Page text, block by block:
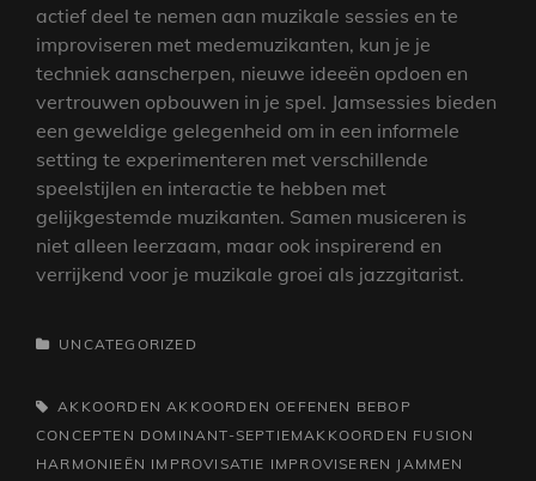
actief deel te nemen aan muzikale sessies en te
improviseren met medemuzikanten, kun je je
techniek aanscherpen, nieuwe ideeën opdoen en
vertrouwen opbouwen in je spel. Jamsessies bieden
een geweldige gelegenheid om in een informele
setting te experimenteren met verschillende
speelstijlen en interactie te hebben met
gelijkgestemde muzikanten. Samen musiceren is
niet alleen leerzaam, maar ook inspirerend en
verrijkend voor je muzikale groei als jazzgitarist.
CATEGORIEËN
UNCATEGORIZED
TAGS,AKKOORDEN AKKOORDEN OEFENEN BEBOP
CONCEPTEN DOMINANT-SEPTIEMAKKOORDEN FUSION
HARMONIEËN IMPROVISATIE IMPROVISEREN JAMMEN